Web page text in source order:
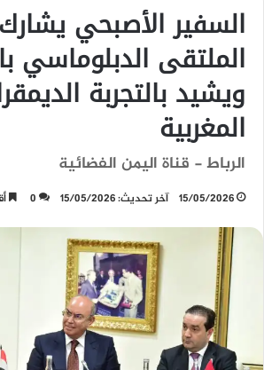
السفير الأصبحي
الملتقى الدبلوماسي
ويشيد بالتجربة
المغربية
الرباط - قناة اليمن الفضائية
15/05/2026 آخر تحديث: 15/05/2026 0